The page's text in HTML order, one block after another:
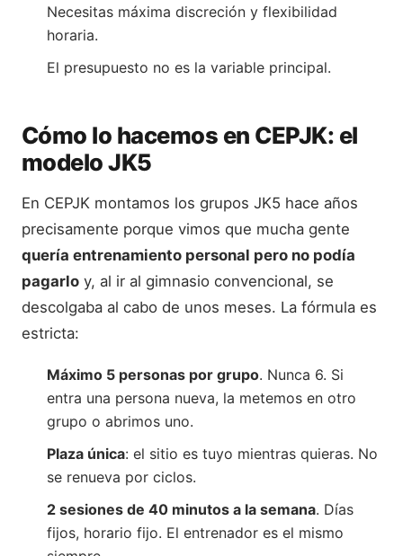
Necesitas máxima discreción y flexibilidad
horaria.
El presupuesto no es la variable principal.
Cómo lo hacemos en CEPJK: el
modelo JK5
En CEPJK montamos los grupos JK5 hace años
precisamente porque vimos que mucha gente
quería entrenamiento personal pero no podía
pagarlo y, al ir al gimnasio convencional, se
descolgaba al cabo de unos meses. La fórmula es
estricta:
Máximo 5 personas por grupo. Nunca 6. Si
entra una persona nueva, la metemos en otro
grupo o abrimos uno.
Plaza única: el sitio es tuyo mientras quieras. No
se renueva por ciclos.
2 sesiones de 40 minutos a la semana. Días
fijos, horario fijo. El entrenador es el mismo